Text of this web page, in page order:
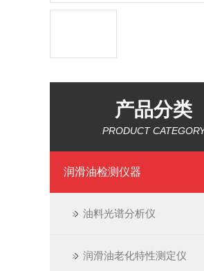
产品分类
PRODUCT
润滑油检测仪器
油料光谱分析仪
润滑油老化特性测定仪